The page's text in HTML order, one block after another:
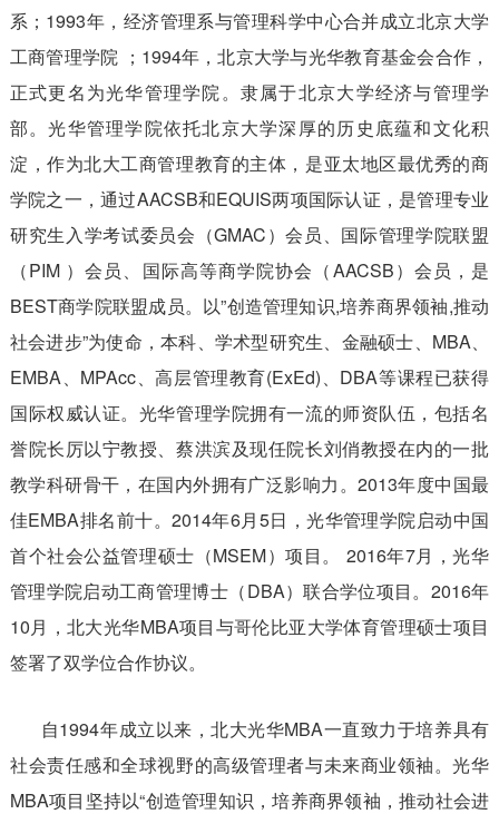
系；1993年，经济管理系与管理科学中心合并成立北京大学
工商管理学院 ；1994年，北京大学与光华教育基金会合作，
正式更名为光华管理学院。隶属于北京大学经济与管理学
部。光华管理学院依托北京大学深厚的历史底蕴和文化积
淀，作为北大工商管理教育的主体，是亚太地区最优秀的商
学院之一，通过AACSB和EQUIS两项国际认证，是管理专业
研究生入学考试委员会（GMAC）会员、国际管理学院联盟
（PIM ）会员、国际高等商学院协会（AACSB）会员，是
BEST商学院联盟成员。以”创造管理知识,培养商界领袖,推动
社会进步”为使命，本科、学术型研究生、金融硕士、MBA、
EMBA、MPAcc、高层管理教育(ExEd)、DBA等课程已获得
国际权威认证。光华管理学院拥有一流的师资队伍，包括名
誉院长厉以宁教授、蔡洪滨及现任院长刘俏教授在内的一批
教学科研骨干，在国内外拥有广泛影响力。2013年度中国最
佳EMBA排名前十。2014年6月5日，光华管理学院启动中国
首个社会公益管理硕士（MSEM）项目。 2016年7月，光华
管理学院启动工商管理博士（DBA）联合学位项目。2016年
10月，北大光华MBA项目与哥伦比亚大学体育管理硕士项目
签署了双学位合作协议。
自1994年成立以来，北大光华MBA一直致力于培养具有
社会责任感和全球视野的高级管理者与未来商业领袖。光华
MBA项目坚持以“创造管理知识，培养商界领袖，推动社会进